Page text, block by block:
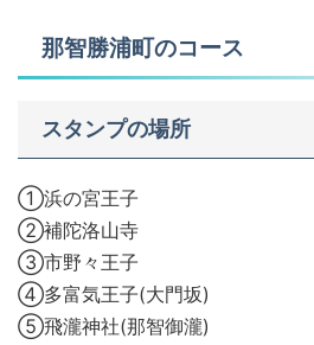
那智勝浦町のコース
スタンプの場所
①浜の宮王子
②補陀洛山寺
③市野々王子
④多富気王子(大門坂)
⑤飛瀧神社(那智御瀧)